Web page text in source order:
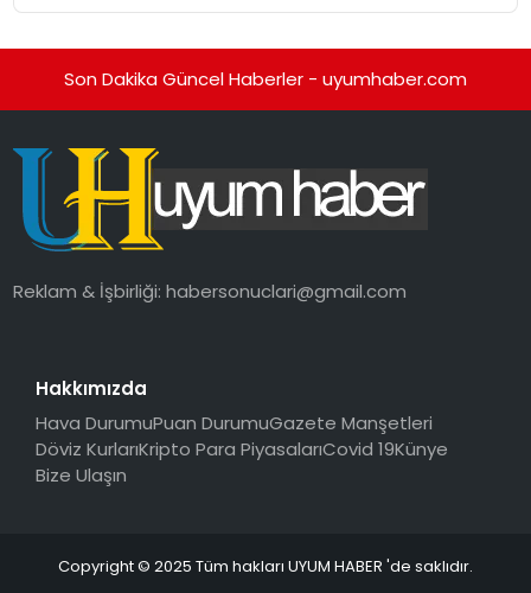
Son Dakika Güncel Haberler - uyumhaber.com
Reklam & İşbirliği:habersonuclari@gmail.com
Hakkımızda
Hava DurumuPuan DurumuGazete Manşetleri
Döviz KurlarıKripto Para PiyasalarıCovid 19Künye
Bize Ulaşın
Copyright © 2025 Tüm hakları UYUM HABER 'de saklıdır.